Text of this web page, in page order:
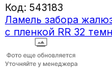
Код: 543183
Ламель забора
с пленкой RR 32